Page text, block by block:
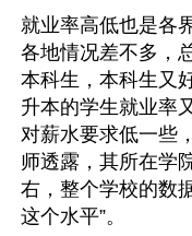
就业率高低也是各
各地情况差不多，
本科生，本科生又
升本的学生就业率
对薪水要求低一些
师透露，其所在学
右，整个学校的数
这个水平”。